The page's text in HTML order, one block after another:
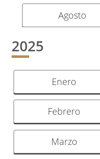
Agosto
2025
Enero
Febrero
Marzo